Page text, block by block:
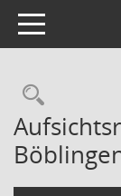
Toggle navigation